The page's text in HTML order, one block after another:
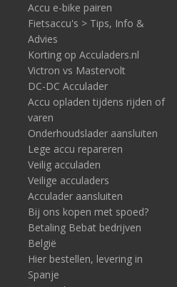
Accu e-bike pairen
Fietsaccu's > Tips, Info &
Advies
Korting op Acculaders.nl
Victron vs Mastervolt
DC-DC Acculader
Accu opladen tijdens rijden of
varen
Onderhoudslader aansluiten
Lege accu repareren
Veilig acculaden
Veilige acculaders
Acculader aansluiten
Bij ons kopen met spoed?
Betaling Bebat bedrijven
België
Hier bestellen, levering in
Spanje